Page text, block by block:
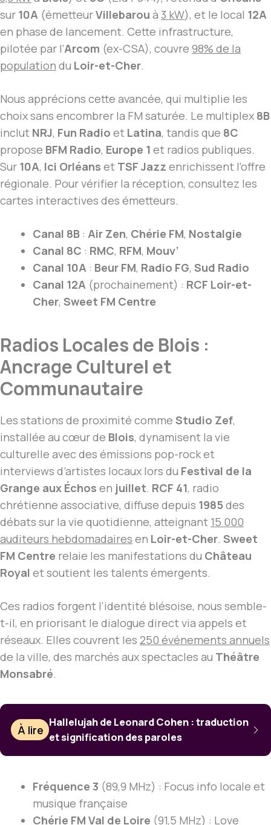
sur 10A (émetteurVillebarou à 3 kW), et le local 12A
en phase de lancement. Cette infrastructure,
pilotée par l’Arcom (ex-CSA), couvre 98% de la
population du Loir-et-Cher.
Nous apprécions cette avancée, qui multiplie les
choix sans encombrer la FM saturée. Le multiplex 8B
inclut NRJ, Fun Radio et Latina, tandis que 8C
propose BFM Radio, Europe 1 et radios publiques.
Sur 10A, Ici Orléans et TSF Jazz enrichissent l’offre
régionale. Pour vérifier la réception, consultez les
cartes interactives des émetteurs.
Canal 8B : Air Zen, Chérie FM, Nostalgie
Canal 8C : RMC, RFM, Mouv’
Canal 10A : Beur FM, Radio FG, Sud Radio
Canal 12A (prochainement) : RCF Loir-et-
Cher, Sweet FM Centre
Radios Locales de Blois :
Ancrage Culturel et
Communautaire
Les stations de proximité comme Studio Zef,
installée au cœur de Blois, dynamisent la vie
culturelle avec des émissions pop-rock et
interviews d’artistes locaux lors du Festival de la
Grange aux Échos en juillet. RCF 41, radio
chrétienne associative, diffuse depuis 1985des
débats sur la vie quotidienne, atteignant 15 000
auditeurs hebdomadaires en Loir-et-Cher. Sweet
FM Centre relaie les manifestations du Château
Royal et soutient les talents émergents.
Ces radios forgent l’identité blésoise, nous semble-
t-il, en priorisant le dialogue direct via appels et
réseaux. Elles couvrent les 250 événements annuels
de la ville, des marchés aux spectacles au Théâtre
Monsabré.
À lire
Hallelujah de Leonard Cohen : traduction
et signification des paroles
Fréquence 3 (89,9 MHz) : Focus info locale et
musique française
Chérie FM Val de Loire (91,5 MHz) : Love